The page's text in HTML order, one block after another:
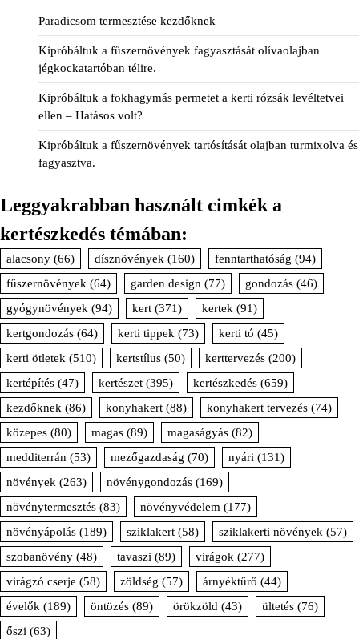
Paradicsom termesztése kezdőknek
Kipróbáltuk a fűszernövények fagyasztását olívaolajban
jégkockatartóban télire.
Kipróbáltuk a fokhagymás permetet a kerti rózsák levéltetvei
ellen – Hatásos volt?
Kipróbáltuk a fűszernövények tartósítását olajban turmixolva és
fagyasztva.
Leggyakrabban használt cimkék a
kertészkedés témában:
alacsony (66) dísznövények (160) fenntarthatóság (94)
fűszernövények (64) garden design (77) gondozás (46)
gyógynövények (94) kert (371) kertek (91)
kertgondozás (64) kerti tippek (73) kerti tó (45)
kerti ötletek (510) kertstílus (50) kerttervezés (200)
kertépítés (47) kertészet (395) kertészkedés (659)
kezdőknek (86) konyhakert (88) konyhakert tervezés (74)
közepes (80) magas (89) magaságyás (82)
medditerrán (53) mezőgazdaság (70) nyári (131)
növények (263) növénygondozás (169)
növénytermesztés (83) növényvédelem (177)
növényápolás (189) sziklakert (58) sziklakerti növények (57)
szobanövény (48) tavaszi (89) virágok (277)
virágzó cserje (58) zöldség (57) árnyéktűrő (44)
évelők (189) öntözés (89) örökzöld (43) ültetés (76)
őszi (63)